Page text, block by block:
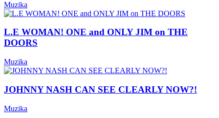
Muzika
L.E WOMAN! ONE and ONLY JIM on THE
DOORS
Muzika
JOHNNY NASH CAN SEE CLEARLY NOW?!
Muzika